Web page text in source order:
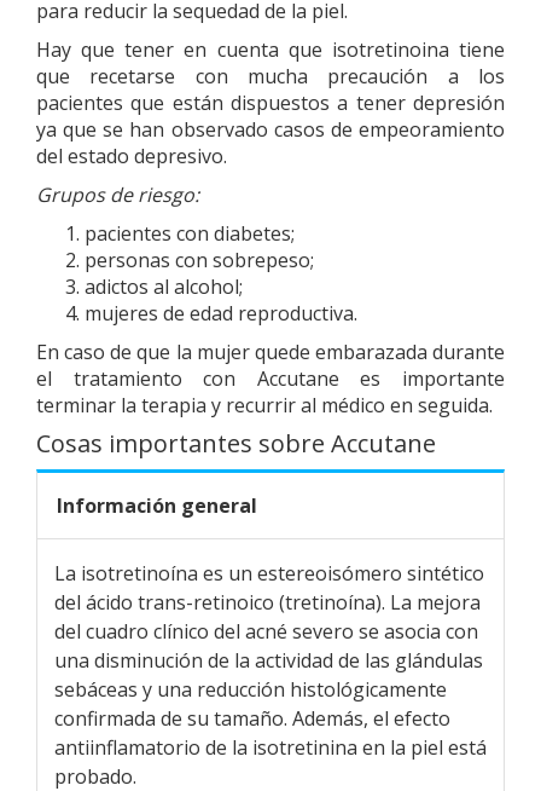
para reducir la sequedad de la piel.
Hay que tener en cuenta que isotretinoina tiene
que recetarse con mucha precaución a los
pacientes que están dispuestos a tener depresión
ya que se han observado casos de empeoramiento
del estado depresivo.
Grupos de riesgo:
pacientes con diabetes;
personas con sobrepeso;
adictos al alcohol;
mujeres de edad reproductiva.
En caso de que la mujer quede embarazada durante
el tratamiento con Accutane es importante
terminar la terapia y recurrir al médico en seguida.
Cosas importantes sobre Accutane
Información general
La isotretinoína es un estereoisómero sintético
del ácido trans-retinoico (tretinoína). La mejora
del cuadro clínico del acné severo se asocia con
una disminución de la actividad de las glándulas
sebáceas y una reducción histológicamente
confirmada de su tamaño. Además, el efecto
antiinflamatorio de la isotretinina en la piel está
probado.